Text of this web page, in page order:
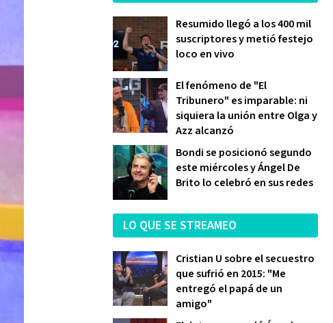
Resumido llegó a los 400 mil
suscriptores y metió festejo
loco en vivo
El fenómeno de "El
Tribunero" es imparable: ni
siquiera la unión entre Olga y
Azz alcanzó
Bondi se posicionó segundo
este miércoles y Ángel De
Brito lo celebró en sus redes
LO QUE SE STREAMEO
Cristian U sobre el secuestro
que sufrió en 2015: "Me
entregó el papá de un
amigo"